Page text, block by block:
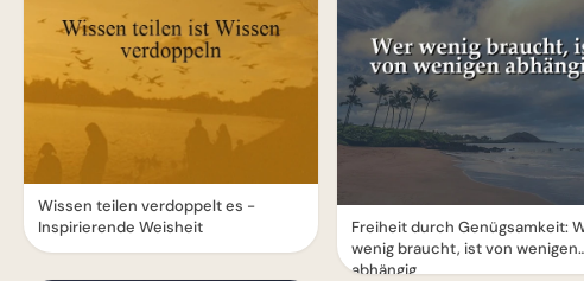
Wissen teilen verdoppelt es -
Inspirierende Weisheit
Freiheit durch Genügsamkeit:
wenig braucht, ist von wenigen
abhängig